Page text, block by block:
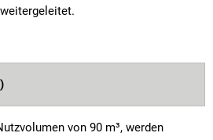
von 90 m³, werden